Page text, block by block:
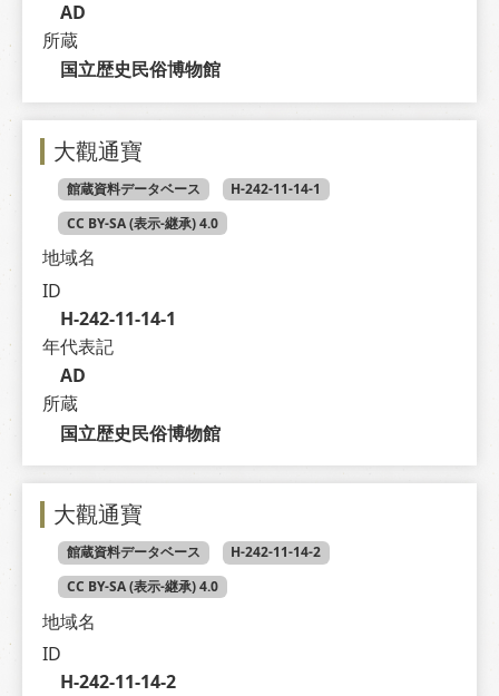
AD
所蔵
国立歴史民俗博物館
大觀通寶
館蔵資料データベース
H-242-11-14-1
CC BY-SA (表示-継承) 4.0
地域名
ID
H-242-11-14-1
年代表記
AD
所蔵
国立歴史民俗博物館
大觀通寶
館蔵資料データベース
H-242-11-14-2
CC BY-SA (表示-継承) 4.0
地域名
ID
H-242-11-14-2